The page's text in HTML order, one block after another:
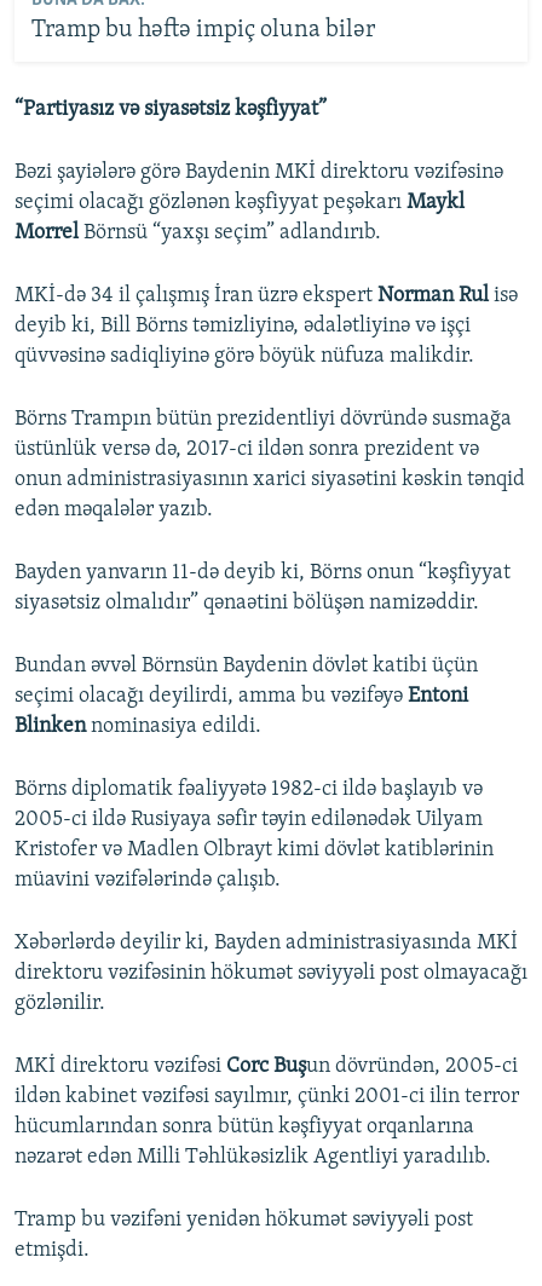
Tramp bu həftə impiç oluna bilər
“Partiyasız və siyasətsiz kəşfiyyat”
Bəzi şayiələrə görə Baydenin MKİ direktoru vəzifəsinə
seçimi olacağı gözlənən kəşfiyyat peşəkarı Maykl
MorrelBörnsü “yaxşı seçim” adlandırıb.
MKİ-də 34 il çalışmış İran üzrə ekspert Norman Rulisə
deyib ki, Bill Börns təmizliyinə, ədalətliyinə və işçi
qüvvəsinə sadiqliyinə görə böyük nüfuza malikdir.
Börns Trampın bütün prezidentliyi dövründə susmağa
üstünlük versə də, 2017-ci ildən sonra prezident və
onun administrasiyasının xarici siyasətini kəskin tənqid
edən məqalələr yazıb.
Bayden yanvarın 11-də deyib ki, Börns onun “kəşfiyyat
siyasətsiz olmalıdır” qənaətini bölüşən namizəddir.
Bundan əvvəl Börnsün Baydenin dövlət katibi üçün
seçimi olacağı deyilirdi, amma bu vəzifəyə Entoni
Blinkennominasiya edildi.
Börns diplomatik fəaliyyətə 1982-ci ildə başlayıb və
2005-ci ildə Rusiyaya səfir təyin edilənədək Uilyam
Kristofer və Madlen Olbrayt kimi dövlət katiblərinin
müavini vəzifələrində çalışıb.
Xəbərlərdə deyilir ki, Bayden administrasiyasında MKİ
direktoru vəzifəsinin hökumət səviyyəli post olmayacağı
gözlənilir.
MKİ direktoru vəzifəsi Corc Buşun dövründən, 2005-ci
ildən kabinet vəzifəsi sayılmır, çünki 2001-ci ilin terror
hücumlarından sonra bütün kəşfiyyat orqanlarına
nəzarət edən Milli Təhlükəsizlik Agentliyi yaradılıb.
Tramp bu vəzifəni yenidən hökumət səviyyəli post
etmişdi.